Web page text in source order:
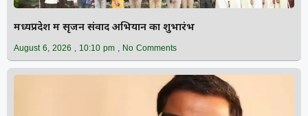
मध्यप्रदेश में सृजन संवाद अभियान का शुभारंभ
August 6, 2026 10:10 pm No Comments